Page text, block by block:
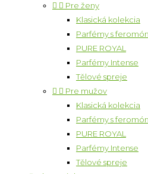
  Pre ženy
Klasická kolekcia
Parfémy s
PURE ROYAL
Parfémy Intense
Tělové spreje
  Pre mužov
Klasická kolekcia
Parfémy s
PURE ROYAL
Parfémy Intense
Tělové spreje